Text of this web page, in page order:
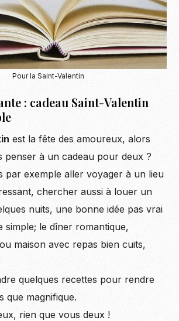
Pour la Saint-Valentin
: cadeau Saint-Valentin
est la fête des amoureux, alors
penser à un cadeau pour deux ?
par exemple aller voyager à un lieu
chercher aussi à louer un
nuits, une bonne idée pas vrai
simple; le dîner romantique,
maison avec repas bien cuits,
quelques recettes pour rendre
que magnifique.
rien que vous deux !